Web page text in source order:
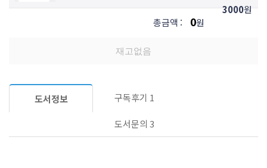
3000원
총금액 :
0원
재고없음
도서정보 구독후기 1
도서문의3